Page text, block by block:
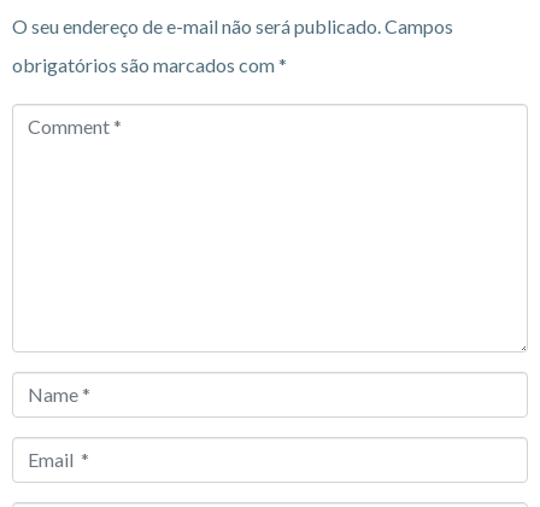
O seu endereço de e-mail não será publicado.Campos
obrigatórios são marcados com*
Comment
Name
Email